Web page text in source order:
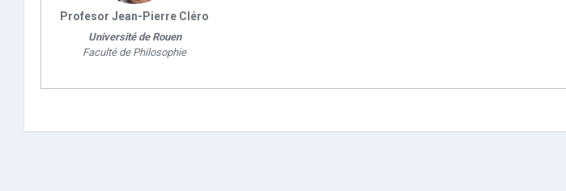
Profesor Jean-Pierre Cléro
Université de Rouen
Faculté de Philosophie